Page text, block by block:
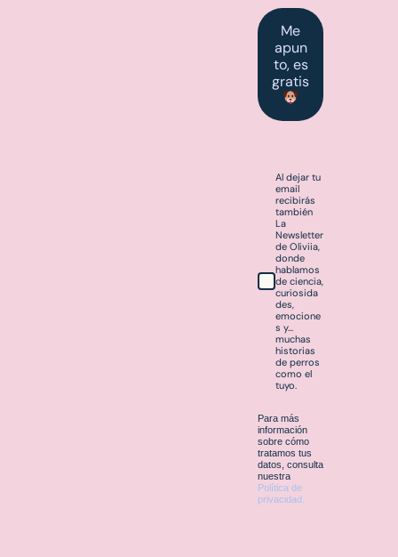
Me
apun
to, es
gratis
Al dejar tu
email
recibirás
también
La
Newsletter
de Oliviia,
donde
hablamos
de ciencia,
curiosida
des,
emocione
s y…
muchas
historias
de perros
como el
tuyo.
Para más
información
sobre cómo
tratamos tus
datos, consulta
nuestra
Política de
privacidad.